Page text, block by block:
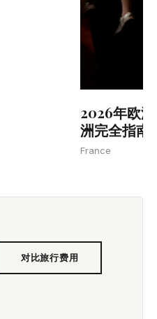
2026年欧
洲完全指南
France
对比旅行费用